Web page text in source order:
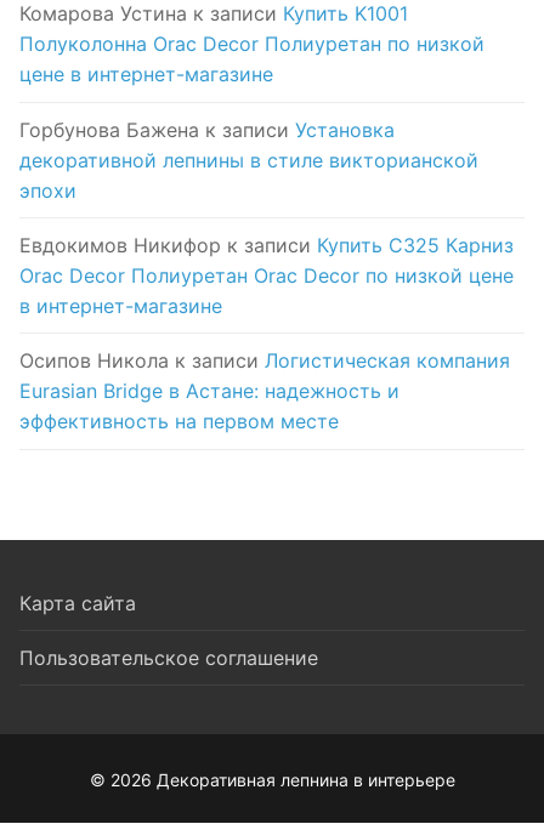
Комарова Устина к записи Купить K1001
Полуколонна Orac Decor Полиуретан по низкой
цене в интернет-магазине
Горбунова Бажена к записи Установка
декоративной лепнины в стиле викторианской
эпохи
Евдокимов Никифор к записи Купить C325 Карниз
Orac Decor Полиуретан Orac Decor по низкой цене
в интернет-магазине
Осипов Никола к записи Логистическая компания
Eurasian Bridge в Астане: надежность и
эффективность на первом месте
Карта сайта
Пользовательское соглашение
© 2026 Декоративная лепнина в интерьере